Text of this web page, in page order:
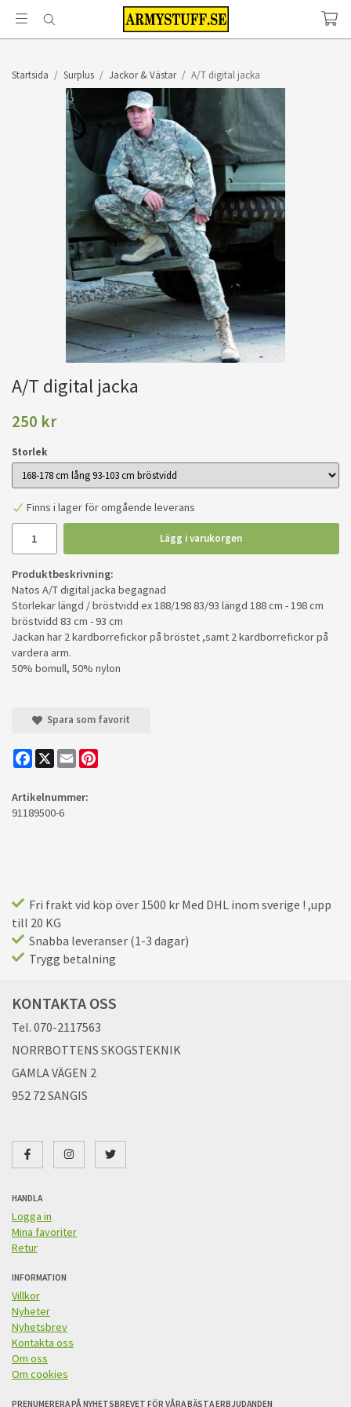
Startsida / Surplus / Jackor & Västar / A/T digital jacka
A/T digital jacka
250 kr
Storlek
Finns i lager för omgående leverans
Lägg i varukorgen
Produktbeskrivning:
Natos A/T digital jacka begagnad
Storlekar längd / bröstvidd ex 188/198 83/93 längd 188 cm - 198 cm
bröstvidd 83 cm - 93 cm
Jackan har 2 kardborrefickor på bröstet ,samt 2 kardborrefickor på
vardera arm.
50% bomull, 50% nylon
Spara som favorit
Facebook
X Email
Artikelnummer:
91189500-6
Fri frakt vid köp över 1500 kr Med DHL inom sverige ! ,upp
till 20 KG
Snabba leveranser (1-3 dagar)
Trygg betalning
KONTAKTA OSS
Tel. 070-2117563
NORRBOTTENS SKOGSTEKNIK
GAMLA VÄGEN 2
952 72 SANGIS
HANDLA
Logga in
Mina favoriter
Retur
INFORMATION
Villkor
Nyheter
Nyhetsbrev
Kontakta oss
Om oss
Om cookies
PRENUMERERA PÅ NYHETSBREVET FÖR VÅRA BÄSTA ERBJUDANDEN